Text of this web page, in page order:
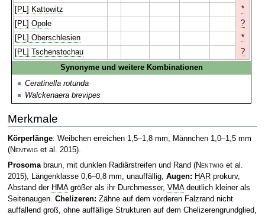
[PL] Kattowitz
*
[PL] Opole
?
[PL] Oberschlesien
*
[PL] Tschenstochau
?
Synonyme und weitere Kombinationen
Ceratinella rotunda
Walckenaera brevipes
Merkmale
Körperlänge: Weibchen erreichen 1,5–1,8 mm, Männchen 1,0–1,5 mm
(Nentwiget al. 2015).
Prosomabraun, mit dunklen Radiärstreifen und Rand (Nentwiget al.
2015), Längenklasse 0,6–0,8 mm, unauffällig, Augen: HARprokurv,
Abstand der HMAgrößer als ihr Durchmesser, VMAdeutlich kleiner als
Seitenaugen. Chelizeren: Zähne auf dem vorderen Falzrand nicht
auffallend groß, ohne auffällige Strukturen auf dem Chelizerengrundglied,